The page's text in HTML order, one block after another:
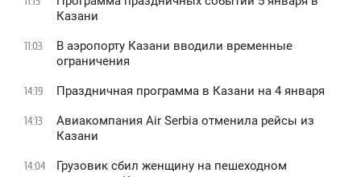
Казани
11:03
В аэропорту Казани вводили временные
ограничения
14:19 Праздничная программа в Казани на 4 января
14:13
Авиакомпания Air Serbia отменила рейсы из
Казани
14:04
Грузовик сбил женщину на пешеходном